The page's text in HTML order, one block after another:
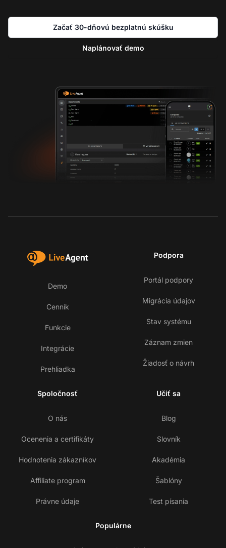
Začať 30-dňovú bezplatnú skúšku
Naplánovať demo
Demo
Cenník
Funkcie
Integrácie
Prehliadka
Podpora
Portál podpory
Migrácia údajov
Stav systému
Záznam zmien
Žiadosť o návrh
Spoločnosť
O nás
Ocenenia a certifikáty
Hodnotenia zákazníkov
Affiliate program
Právne údaje
Učiť sa
Blog
Slovník
Akadémia
Šablóny
Test písania
Populárne